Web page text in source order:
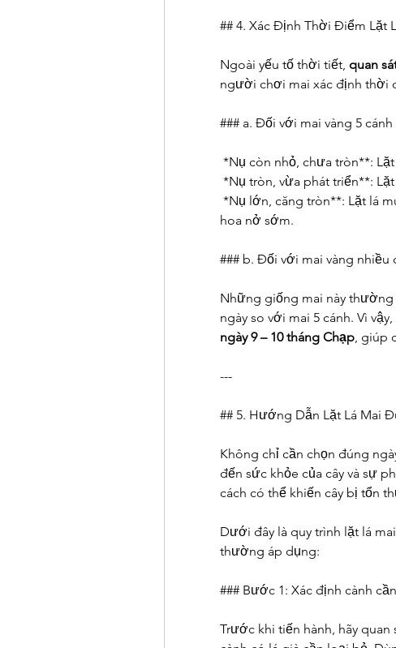
## 4. Xác Định Thời Điểm Lặt
Ngoài yếu tố thời tiết, quan
người chơi mai xác định thời
### a. Đối với mai vàng 5 cánh
*Nụ còn nhỏ, chưa tròn**: Lặt
*Nụ tròn, vừa phát triển**: Lặt
*Nụ lớn, căng tròn**: Lặt lá
hoa nở sớm.
### b. Đối với mai vàng nhiều
Những giống mai này
ngày so với mai 5 cánh. Vì vậy,
ngày 9 – 10 tháng Chạp, giúp
---
## 5. Hướng Dẫn Lặt Lá Mai
Không chỉ cần chọn đúng
đến sức khỏe của cây và sự
cách có thể khiến cây bị tổn
Dưới đây là quy trình lặt lá
thường áp dụng:
### Bước 1: Xác định cành
Trước khi tiến hành, hãy